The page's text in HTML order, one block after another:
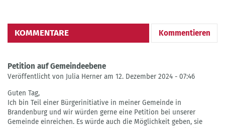
KOMMENTARE Kommentieren
Petition auf Gemeindeebene
Veröffentlicht von Julia Herner am 12. Dezember 2024 - 07:46
Guten Tag,
Ich bin Teil einer Bürgerinitiative in meiner Gemeinde in
Brandenburg und wir würden gerne eine Petition bei unserer
Gemeinde einreichen. Es würde auch die Möglichkeit geben, sie